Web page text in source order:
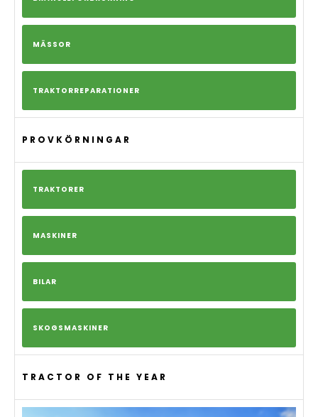
MÄSSOR
TRAKTORREPARATIONER
PROVKÖRNINGAR
TRAKTORER
MASKINER
BILAR
SKOGSMASKINER
TRACTOR OF THE YEAR